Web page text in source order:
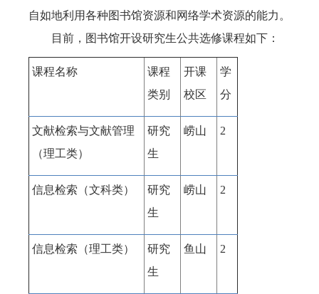
自如地利用各种图书馆资源和网络学术资源的能力。
目前，图书馆开设研究生公共选修课程如下：
课程名称
课程
类别
开课
校区
学
分
文献检索与文献管理
（理工类）
研究
生
崂山 2
信息检索（文科类）
研究
生
崂山 2
信息检索（理工类）
研究
生
鱼山 2